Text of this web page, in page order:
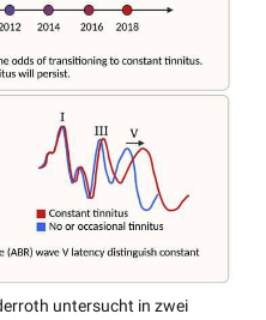
untersucht in zwei